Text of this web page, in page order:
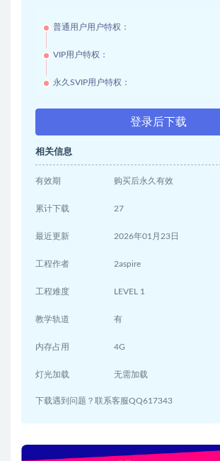
普通用户用户特权：
VIP用户特权：
永久SVIP用户特权：
登录后下载
相关信息
有效期 购买后永久有效
累计下载 27
最近更新 2026年01月23日
工程作者 2aspire
工程难度 LEVEL 1
教学轨道 有
内存占用 4G
灯光加载 无需加载
下载遇到问题？联系客服QQ617343